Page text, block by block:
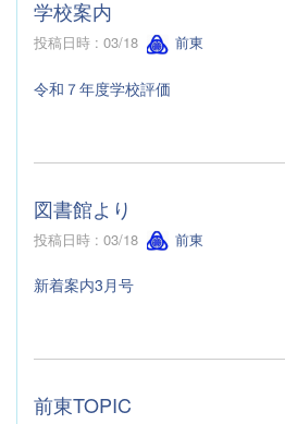
学校案内
投稿日時 : 03/18 前東
令和７年度学校評価
図書館より
投稿日時 : 03/18 前東
新着案内3月号
前東TOPIC